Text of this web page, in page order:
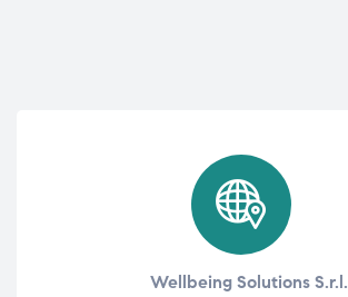
Wellbeing Solutions S.r.l.